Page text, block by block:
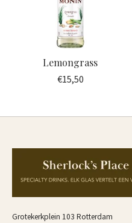
Lemongrass
€15,50
Grotekerkplein 103 Rotterdam